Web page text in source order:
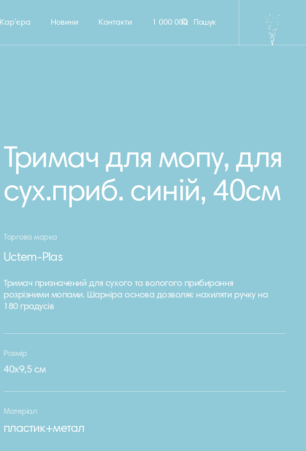
Кар'єра Новини Контакти 1 000 000 Пошук
Тримач для мопу, для
сух.приб. синій, 40см
Торгова марка
Uctem-Plas
Тримач призначений для сухого та вологого прибирання
розрізними мопами. Шарніра основа дозволяє нахиляти ручку на
180 градусів
Розмір
40х9,5 см
Матеріал
пластик+метал